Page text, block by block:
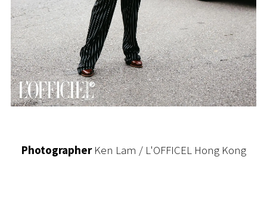
Photographer Ken Lam / L'OFFICEL Hong Kong